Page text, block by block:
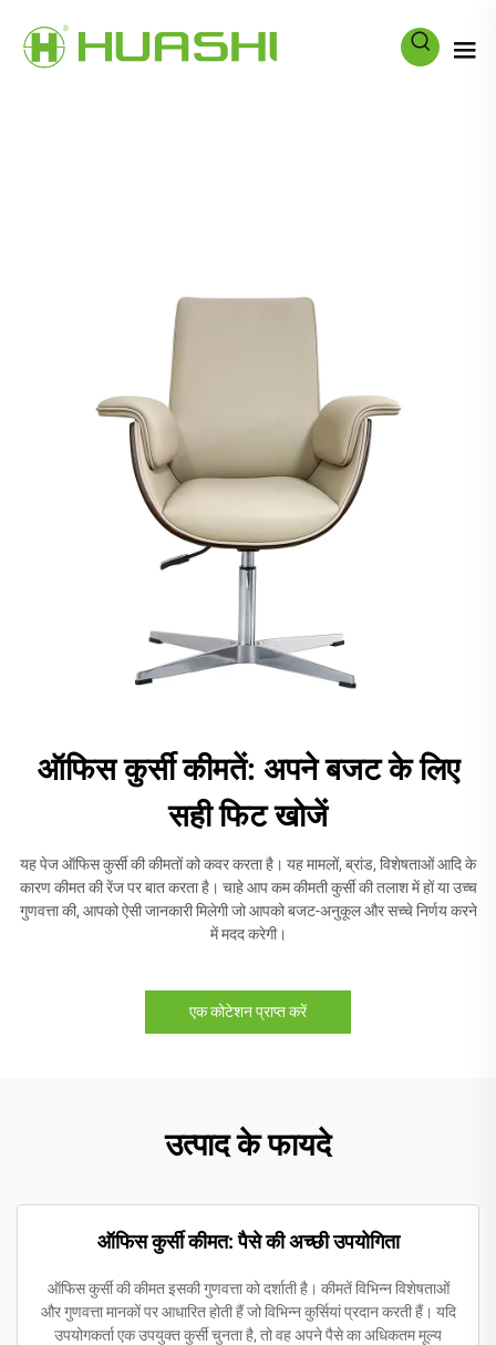
ऑफिस कुर्सी कीमतें: अपने बजट के लिए
सही फिट खोजें
यह पेज ऑफिस कुर्सी की कीमतों को कवर करता है। यह मामलों, ब्रांड, विशेषताओं आदि के
कारण कीमत की रेंज पर बात करता है। चाहे आप कम कीमती कुर्सी की तलाश में हों या उच्च
गुणवत्ता की, आपको ऐसी जानकारी मिलेगी जो आपको बजट-अनुकूल और सच्चे निर्णय करने
में मदद करेगी।
एक कोटेशन प्राप्त करें
उत्पाद के फायदे
ऑफिस कुर्सी कीमत: पैसे की अच्छी उपयोगिता
ऑफिस कुर्सी की कीमत इसकी गुणवत्ता को दर्शाती है। कीमतें विभिन्न विशेषताओं
और गुणवत्ता मानकों पर आधारित होती हैं जो विभिन्न कुर्सियां प्रदान करती हैं। यदि
उपयोगकर्ता एक उपयुक्त कुर्सी चुनता है, तो वह अपने पैसे का अधिकतम मूल्य